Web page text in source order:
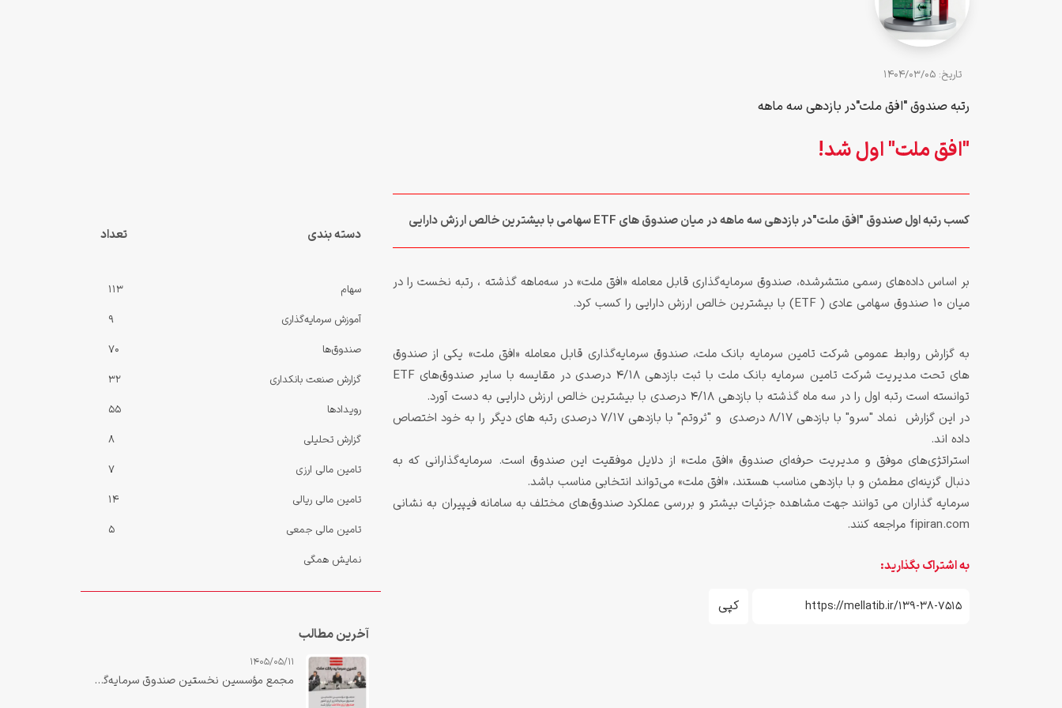
تاريخ: 1404/03/05
رتبه صندوق "افق ملت"در بازدهی سه ماهه
"افق ملت" اول شد!
کسب رتبه اول صندوق "افق ملت"در بازدهی سه ماهه در میان صندوق های ETF سهامی با بیشترین خالص ارزش دارایی
بر اساس داده‌های رسمی منتشرشده، صندوق سرمایه‌گذاری قابل معامله «افق ملت» در سه‌ماهه گذشته ، رتبه نخست را در
میان 10 صندوق سهامی عادی ( ETF) با بیشترین خالص ارزش دارایی را کسب کرد.
به گزارش روابط عمومی شرکت تامین سرمایه بانک ملت، صندوق سرمایه‌گذاری قابل معامله «افق ملت» یکی از صندوق
های تحت مدیریت شرکت تامین سرمایه بانک ملت با ثبت بازدهی 4/18 درصدی در مقایسه با سایر صندوق‌های ETF
توانسته است رتبه اول را در سه ماه گذشته با بازدهی 4/18 درصدی با بیشترین خالص ارزش دارایی به دست آورد.
در این گزارش نماد "سرو" با بازدهی 8/17 درصدی و "ثروتم" با بازدهی 7/17 درصدی رتبه های دیگر را به خود اختصاص
داده اند.
استراتژی‌های موفق و مدیریت حرفه‌ای صندوق «افق ملت» از دلایل موفقیت این صندوق است. سرمایه‌گذارانی که به
دنبال گزینه‌ای مطمئن و با بازدهی مناسب هستند، «افق ملت» می‌تواند انتخابی مناسب باشد.
سرمایه گذاران می توانند جهت مشاهده جزئیات بیشتر و بررسی عملکرد صندوق‌های مختلف به سامانه فیپیران به نشانی
fipiran.com مراجعه کنند.
به اشتراک بگذارید:
کپی
دسته بندی تعداد
سهام
113
آموزش سرمایه‌گذاری
9
صندوق‌ها
70
گزارش صنعت بانکداری
32
رویدادها
55
گزارش‌ تحلیلی
8
تامین مالی ارزی
7
تامین مالی ریالی
14
تامین مالی جمعی
5
نمایش همگی
آخرین مطالب
1405/05/11
مجمع مؤسسین نخستین صندوق سرمایه‌گذاری ارزی کشور «صندوق ارزی مانا ملت» برگزار شد.